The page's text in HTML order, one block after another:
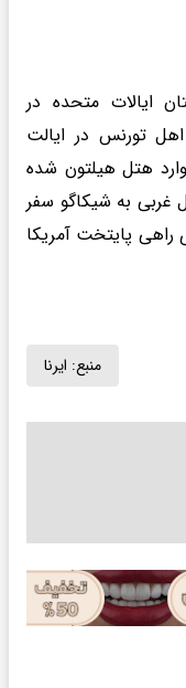
ایالات متحده در
تورنس در ایالت
هتل هیلتون شده
از ساحل غربی به شیکاگو سفر
دیگری راهی پایتخت آمریکا
منبع: ایرنا